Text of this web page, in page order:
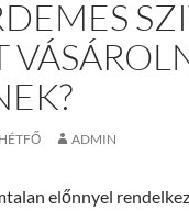
ADMIN
előnnyel